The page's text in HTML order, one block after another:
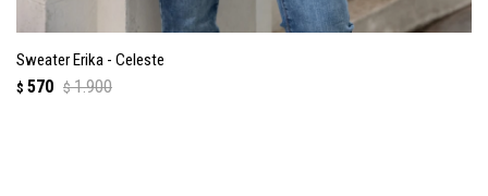
Sweater Erika - Celeste
$ 570 $ 1.900